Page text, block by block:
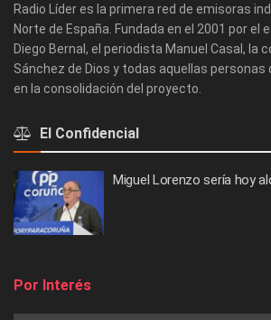
Radio Líder es la primera red de emisoras
Norte de España. Fundada en el 2001 por el
Diego Bernal, el periodista Manuel Casal, la
Sánchez de Dios y todas aquellas personas
en la consolidación del proyecto.
El Confidencial
Miguel Lorenzo sería hoy
Por Interés